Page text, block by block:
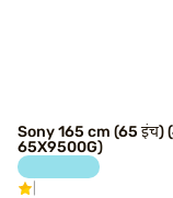
Sony 165 cm (65 इंच)
65X9500G)